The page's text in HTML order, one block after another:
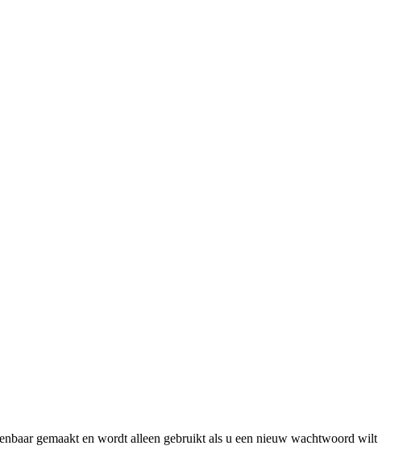
gemaakt en wordt alleen gebruikt als u een nieuw wachtwoord wilt